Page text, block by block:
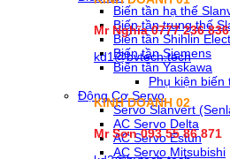
Biến tần hạ thế
Biến tần trung thế
Biến tần Shihlin
Biến tần Siemens
Biến tần Yaskawa
Phụ kiện biến
Động Cơ Servo
Servo Slanvert
AC Servo Delta
AC Servo Estun
AC Servo Mitsubishi
Mr Nghĩa 0777 236 836
kd1@bvtech.tech
KINH DOANH 02
Mr Sơn093 55 86 871